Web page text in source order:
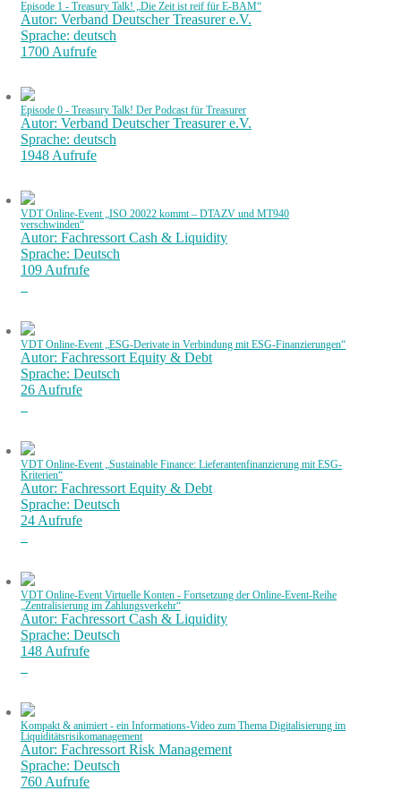
Episode 1 - Treasury Talk! „Die Zeit ist reif für E-BAM“
Autor: Verband Deutscher Treasurer e.V.
Sprache: deutsch
1700 Aufrufe
Episode 0 - Treasury Talk! Der Podcast für Treasurer
Autor: Verband Deutscher Treasurer e.V.
Sprache: deutsch
1948 Aufrufe
VDT Online-Event „ISO 20022 kommt – DTAZV und MT940
verschwinden“
Autor: Fachressort Cash & Liquidity
Sprache: Deutsch
109 Aufrufe
VDT Online-Event „ESG-Derivate in Verbindung mit ESG-Finanzierungen“
Autor: Fachressort Equity & Debt
Sprache: Deutsch
26 Aufrufe
VDT Online-Event „Sustainable Finance: Lieferantenfinanzierung mit ESG-
Kriterien“
Autor: Fachressort Equity & Debt
Sprache: Deutsch
24 Aufrufe
VDT Online-Event Virtuelle Konten - Fortsetzung der Online-Event-Reihe
„Zentralisierung im Zahlungsverkehr“
Autor: Fachressort Cash & Liquidity
Sprache: Deutsch
148 Aufrufe
Kompakt & animiert - ein Informations-Video zum Thema Digitalisierung im
Liquiditätsrisikomanagement
Autor: Fachressort Risk Management
Sprache: Deutsch
760 Aufrufe